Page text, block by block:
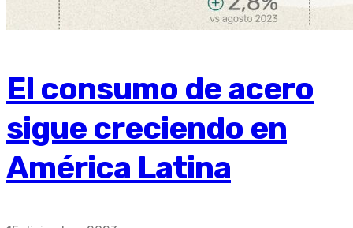
El consumo de acero
sigue creciendo en
América Latina